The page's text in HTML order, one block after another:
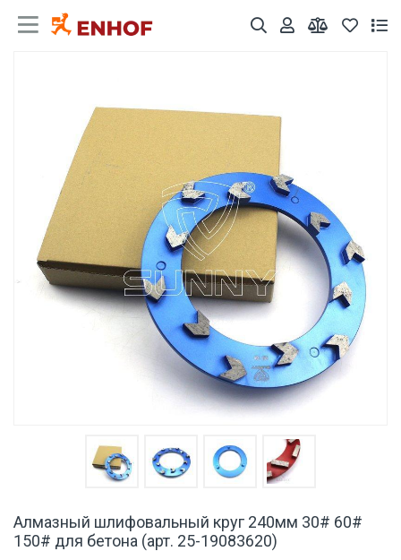
Алмазный шлифовальный круг 240мм 30# 60#
150# для бетона (арт. 25-19083620)